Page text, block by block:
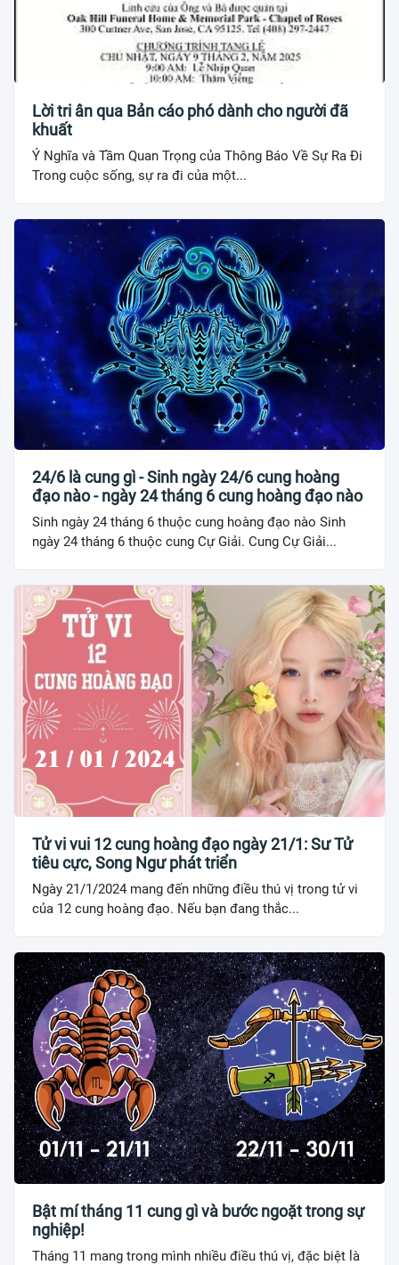
Lời tri ân qua Bản cáo phó dành cho người đã
khuất
Ý Nghĩa và Tầm Quan Trọng của Thông Báo Về Sự Ra Đi
Trong cuộc sống, sự ra đi của một...
24/6 là cung gì - Sinh ngày 24/6 cung hoàng
đạo nào - ngày 24 tháng 6 cung hoàng đạo nào
Sinh ngày 24 tháng 6 thuộc cung hoàng đạo nào Sinh
ngày 24 tháng 6 thuộc cung Cự Giải. Cung Cự Giải...
Tử vi vui 12 cung hoàng đạo ngày 21/1: Sư Tử
tiêu cực, Song Ngư phát triển
Ngày 21/1/2024 mang đến những điều thú vị trong tử vi
của 12 cung hoàng đạo. Nếu bạn đang thắc...
Bật mí tháng 11 cung gì và bước ngoặt trong sự
nghiệp!
Tháng 11 mang trong mình nhiều điều thú vị, đặc biệt là